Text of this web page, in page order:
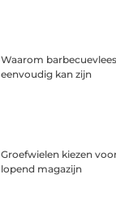
Waarom
eenvoudig kan zijn
Groefwielen kiezen
lopend magazijn